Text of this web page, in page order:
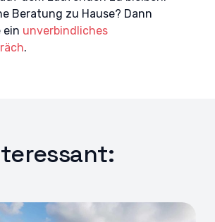
Beratung zu Hause? Dann
ein unverbindliches
.